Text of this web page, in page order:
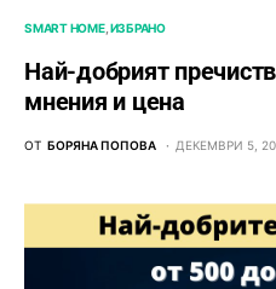
SMART HOME ИЗБРАНО
Най-добрият
мнения и цена
ОТ БОРЯНА ПОПОВА ДЕКЕМВРИ 5,